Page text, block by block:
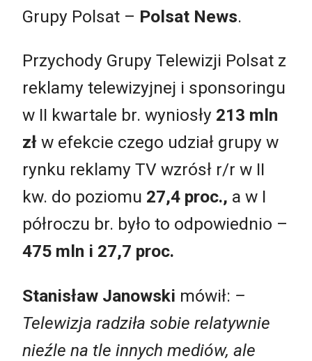
Grupy Polsat – Polsat News.
Przychody Grupy Telewizji Polsat z
reklamy telewizyjnej i sponsoringu
w II kwartale br. wyniosły 213 mln
zł w efekcie czego udział grupy w
rynku reklamy TV wzrósł r/r w II
kw. do poziomu 27,4 proc., a w I
półroczu br. było to odpowiednio –
475 mln i 27,7 proc.
Stanisław Janowski mówił: –
Telewizja radziła sobie relatywnie
nieźle na tle innych mediów, ale